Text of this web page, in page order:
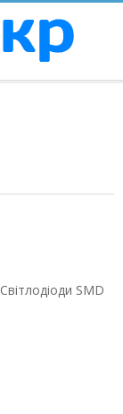
Світлодіоди SМD